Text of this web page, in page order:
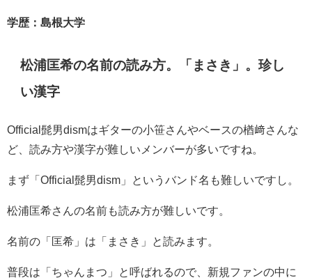
学歴：島根大学
松浦匡希の名前の読み方。「まさき」。珍し
い漢字
Official髭男dismはギターの小笹さんやベースの楢﨑さんな
ど、読み方や漢字が難しいメンバーが多いですね。
まず「Official髭男dism」というバンド名も難しいですし。
松浦匡希さんの名前も読み方が難しいです。
名前の 「匡希」は「まさき」と読みます。
普段は「ちゃんまつ」と呼ばれるので、新規ファンの中に